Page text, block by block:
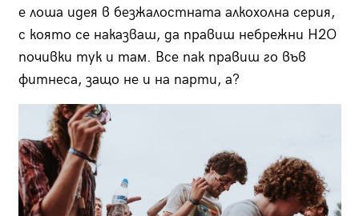
е лоша идея в безжалостната алкохолна серия,
с която се наказваш, да правиш небрежни H2O
почивки тук и там. Все пак правиш го във
фитнеса, защо не и на парти, а?